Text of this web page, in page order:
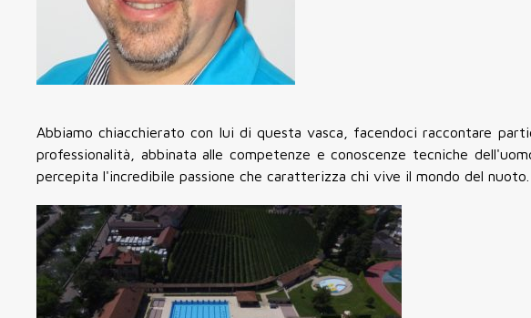
Abbiamo chiacchierato con lui di questa vasca, facendoci raccontare
professionalità, abbinata alle competenze e conoscenze tecniche
percepita l'incredibile passione che caratterizza chi vive il mondo del nuoto.